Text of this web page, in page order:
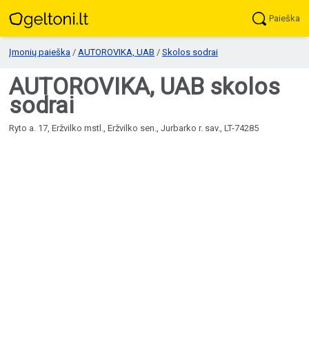
Paieška
Įmonių paieška / AUTOROVIKA, UAB / Skolos sodrai
AUTOROVIKA, UAB skolos
sodrai
Ryto a. 17, Eržvilko mstl., Eržvilko sen., Jurbarko r. sav., LT-74285